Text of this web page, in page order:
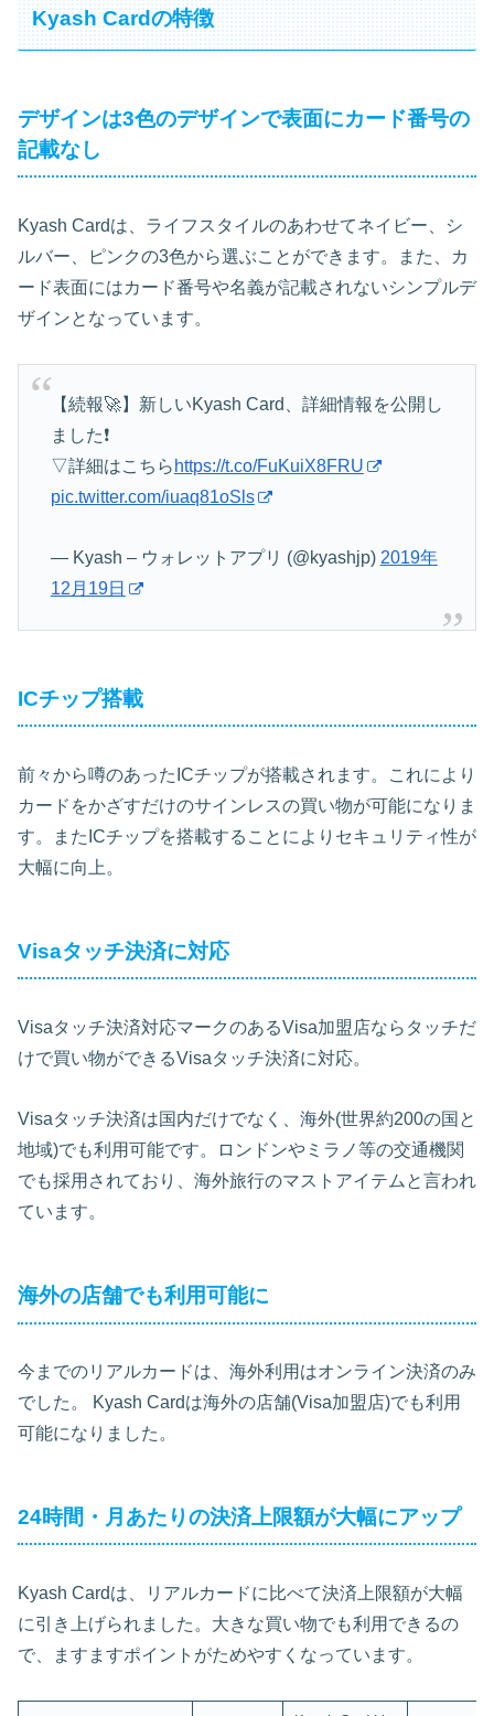
Kyash Cardの特徴
デザインは3色のデザインで表面にカード番号の
記載なし
Kyash Cardは、ライフスタイルのあわせてネイビー、シ
ルバー、ピンクの3色から選ぶことができます。また、カ
ード表面にはカード番号や名義が記載されないシンプルデ
ザインとなっています。
【続報🚀】新しいKyash Card、詳細情報を公開し
ました❗️
▽詳細はこちら https://t.co/FuKuiX8FRU
pic.twitter.com/iuaq81oSls
— Kyash – ウォレットアプリ (@kyashjp) 2019年
12月19日
ICチップ搭載
前々から噂のあったICチップが搭載されます。これにより
カードをかざすだけのサインレスの買い物が可能になりま
す。またICチップを搭載することによりセキュリティ性が
大幅に向上。
Visaタッチ決済に対応
Visaタッチ決済対応マークのあるVisa加盟店ならタッチだ
けで買い物ができるVisaタッチ決済に対応。
Visaタッチ決済は国内だけでなく、海外(世界約200の国と
地域)でも利用可能です。ロンドンやミラノ等の交通機関
でも採用されており、海外旅行のマストアイテムと言われ
ています。
海外の店舗でも利用可能に
今までのリアルカードは、海外利用はオンライン決済のみ
でした。 Kyash Cardは海外の店舗(Visa加盟店)でも利用
可能になりました。
24時間・月あたりの決済上限額が大幅にアップ
Kyash Cardは、リアルカードに比べて決済上限額が大幅
に引き上げられました。大きな買い物でも利用できるの
で、ますますポイントがためやすくなっています。